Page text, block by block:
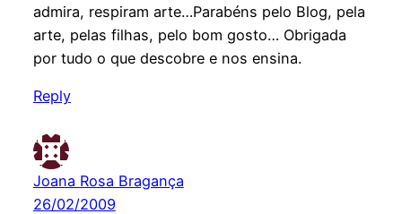
admira, respiram arte…Parabéns pelo Blog, pela
arte, pelas filhas, pelo bom gosto… Obrigada
por tudo o que descobre e nos ensina.
Reply
Joana Rosa Bragança
26/02/2009